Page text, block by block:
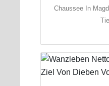
Chaussee In